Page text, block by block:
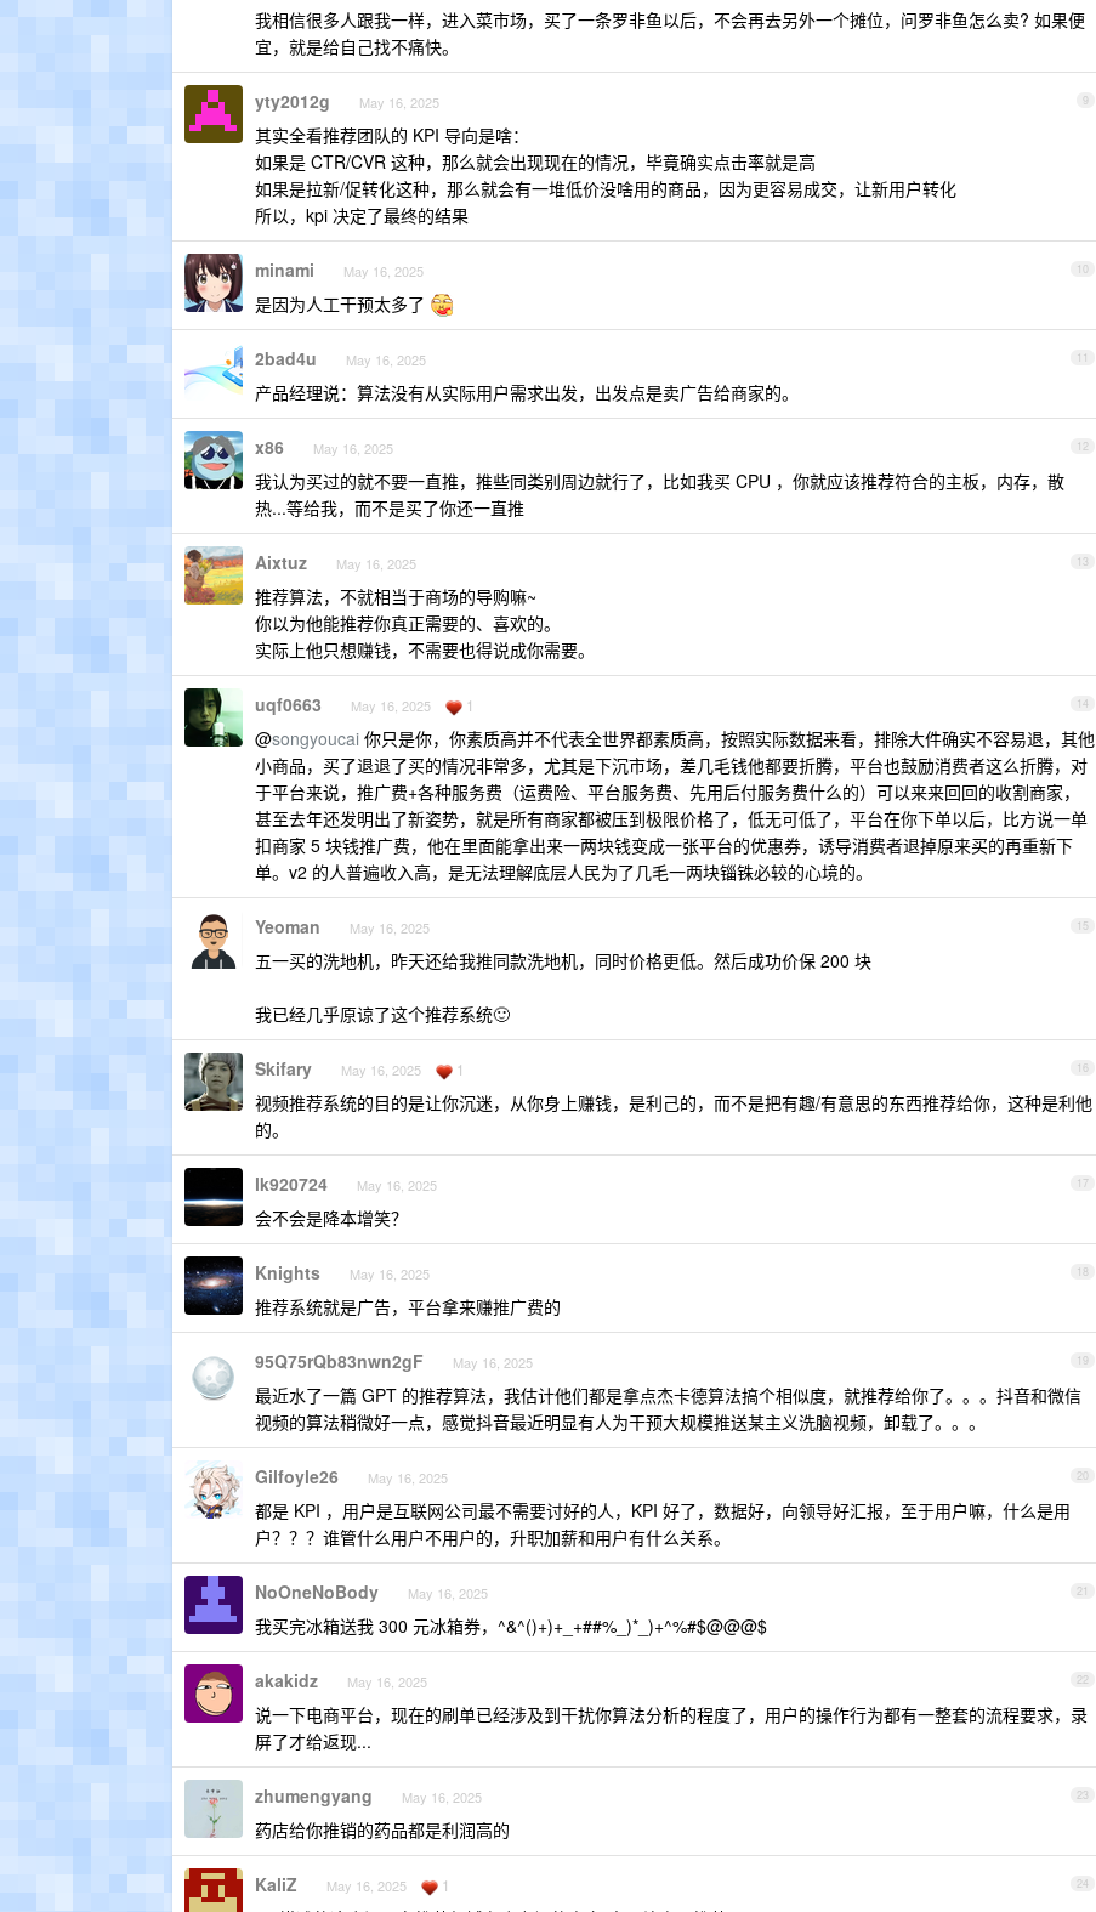
我相信很多人跟我一样，进入菜市场，买了一条罗非鱼以后，不会再去另外一个摊位，问罗非鱼怎么卖? 如果便
宜，就是给自己找不痛快。
9
yty2012g May 16, 2025
其实全看推荐团队的 KPI 导向是啥：
如果是 CTR/CVR 这种，那么就会出现现在的情况，毕竟确实点击率就是高
如果是拉新/促转化这种，那么就会有一堆低价没啥用的商品，因为更容易成交，让新用户转化
所以，kpi 决定了最终的结果
10
minami May 16, 2025
是因为人工干预太多了
11
2bad4u May 16, 2025
产品经理说：算法没有从实际用户需求出发，出发点是卖广告给商家的。
12
x86 May 16, 2025
我认为买过的就不要一直推，推些同类别周边就行了，比如我买 CPU ，你就应该推荐符合的主板，内存，散
热...等给我，而不是买了你还一直推
13
Aixtuz May 16, 2025
推荐算法，不就相当于商场的导购嘛~
你以为他能推荐你真正需要的、喜欢的。
实际上他只想赚钱，不需要也得说成你需要。
14
uqf0663 May 16, 2025 1
@songyoucai 你只是你，你素质高并不代表全世界都素质高，按照实际数据来看，排除大件确实不容易退，其他
小商品，买了退退了买的情况非常多，尤其是下沉市场，差几毛钱他都要折腾，平台也鼓励消费者这么折腾，对
于平台来说，推广费+各种服务费（运费险、平台服务费、先用后付服务费什么的）可以来来回回的收割商家，
甚至去年还发明出了新姿势，就是所有商家都被压到极限价格了，低无可低了，平台在你下单以后，比方说一单
扣商家 5 块钱推广费，他在里面能拿出来一两块钱变成一张平台的优惠券，诱导消费者退掉原来买的再重新下
单。v2 的人普遍收入高，是无法理解底层人民为了几毛一两块锱铢必较的心境的。
15
Yeoman May 16, 2025
五一买的洗地机，昨天还给我推同款洗地机，同时价格更低。然后成功价保 200 块
我已经几乎原谅了这个推荐系统🙂
16
Skifary May 16, 2025 1
视频推荐系统的目的是让你沉迷，从你身上赚钱，是利己的，而不是把有趣/有意思的东西推荐给你，这种是利他
的。
17
lk920724 May 16, 2025
会不会是降本增笑？
18
Knights May 16, 2025
推荐系统就是广告，平台拿来赚推广费的
19
95Q75rQb83nwn2gF May 16, 2025
最近水了一篇 GPT 的推荐算法，我估计他们都是拿点杰卡德算法搞个相似度，就推荐给你了。。。抖音和微信
视频的算法稍微好一点，感觉抖音最近明显有人为干预大规模推送某主义洗脑视频，卸载了。。。
20
Gilfoyle26 May 16, 2025
都是 KPI ，用户是互联网公司最不需要讨好的人，KPI 好了，数据好，向领导好汇报，至于用户嘛，什么是用
户？？？谁管什么用户不用户的，升职加薪和用户有什么关系。
21
NoOneNoBody May 16, 2025
我买完冰箱送我 300 元冰箱券，^&^()+)+_+##%_)*_)+^%#$@@@$
22
akakidz May 16, 2025
说一下电商平台，现在的刷单已经涉及到干扰你算法分析的程度了，用户的操作行为都有一整套的流程要求，录
屏了才给返现...
23
zhumengyang May 16, 2025
药店给你推销的药品都是利润高的
24
KaliZ May 16, 2025 1